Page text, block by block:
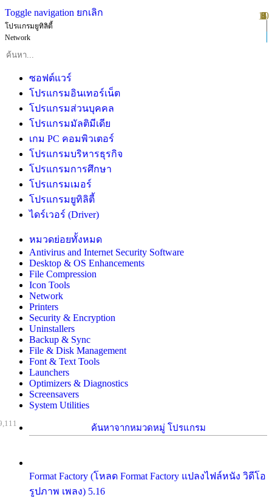
Toggle navigation ยกเลิก
โปรแกรมยูทิลิตี้
Network
ซอฟต์แวร์
โปรแกรมอินเทอร์เน็ต
โปรแกรมส่วนบุคคล
โปรแกรมมัลติมีเดีย
เกม PC คอมพิวเตอร์
โปรแกรมบริหารธุรกิจ
โปรแกรมการศึกษา
โปรแกรมเมอร์
โปรแกรมยูทิลิตี้
ไดร์เวอร์ (Driver)
หมวดย่อยทั้งหมด
Antivirus and Internet Security Software
Desktop & OS Enhancements
File Compression
Icon Tools
Network
Printers
Security & Encryption
Uninstallers
Backup & Sync
File & Disk Management
Font & Text Tools
Launchers
Optimizers & Diagnostics
Screensavers
System Utilities
ค้นหาจากหมวดหมู่ โปรแกรม
Format Factory (โหลด Format Factory แปลงไฟล์หนัง วิดีโอ
รูปภาพ เพลง) 5.16
1
2
3
4
5
6
7
8
9
10